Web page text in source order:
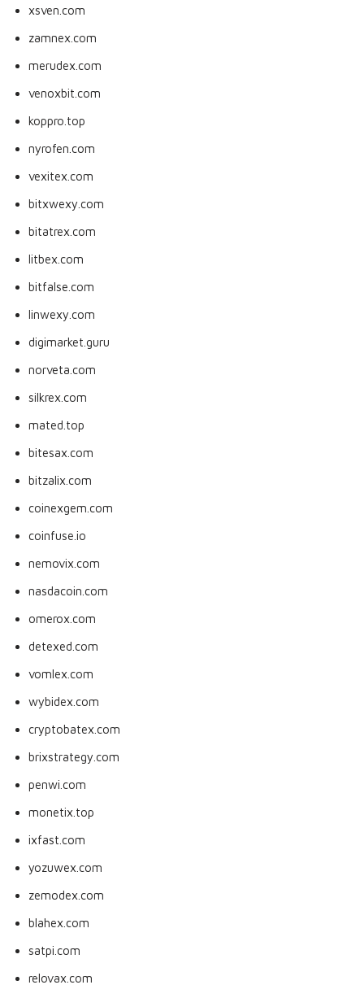
xsven.com
zamnex.com
merudex.com
venoxbit.com
koppro.top
nyrofen.com
vexitex.com
bitxwexy.com
bitatrex.com
litbex.com
bitfalse.com
linwexy.com
digimarket.guru
norveta.com
silkrex.com
mated.top
bitesax.com
bitzalix.com
coinexgem.com
coinfuse.io
nemovix.com
nasdacoin.com
omerox.com
detexed.com
vomlex.com
wybidex.com
cryptobatex.com
brixstrategy.com
penwi.com
monetix.top
ixfast.com
yozuwex.com
zemodex.com
blahex.com
satpi.com
relovax.com